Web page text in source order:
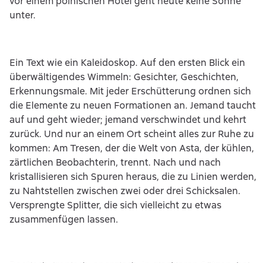
unter.
Ein Text wie ein Kaleidoskop. Auf den ersten Blick ein
überwältigendes Wimmeln: Gesichter, Geschichten,
Erkennungsmale. Mit jeder Erschütterung ordnen sich
die Elemente zu neuen Formationen an. Jemand taucht
auf und geht wieder; jemand verschwindet und kehrt
zurück. Und nur an einem Ort scheint alles zur Ruhe zu
kommen: Am Tresen, der die Welt von Asta, der kühlen,
zärtlichen Beobachterin, trennt. Nach und nach
kristallisieren sich Spuren heraus, die zu Linien werden,
zu Nahtstellen zwischen zwei oder drei Schicksalen.
Versprengte Splitter, die sich vielleicht zu etwas
zusammenfügen lassen.